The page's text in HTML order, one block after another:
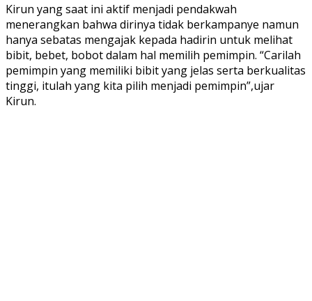
Kirun yang saat ini aktif menjadi pendakwah
menerangkan bahwa dirinya tidak berkampanye namun
hanya sebatas mengajak kepada hadirin untuk melihat
bibit, bebet, bobot dalam hal memilih pemimpin. “Carilah
pemimpin yang memiliki bibit yang jelas serta berkualitas
tinggi, itulah yang kita pilih menjadi pemimpin”,ujar
Kirun.